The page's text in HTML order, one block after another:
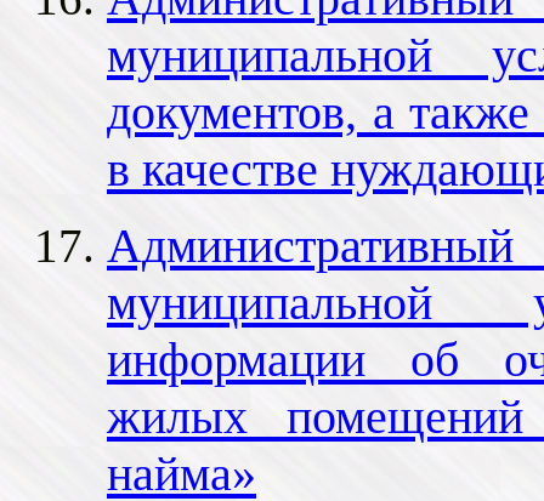
муниципальной
документов, а
в качестве
Административный
муниципальной
информации об
жилых помещений
найма»